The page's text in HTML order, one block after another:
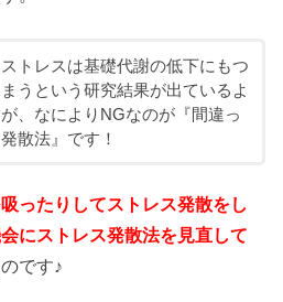
トレスは基礎代謝の低下にもつ
うという研究結果が出ているよ
、なによりNGなのが『間違っ
散法』です！
ったりしてストレス発散をし
にストレス発散法を見直して
です♪